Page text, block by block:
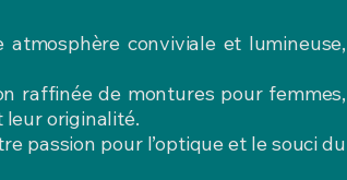
conviviale et lumineuse,
raffinée de montures pour femmes,
leur originalité.
passion pour l’optique et le souci du